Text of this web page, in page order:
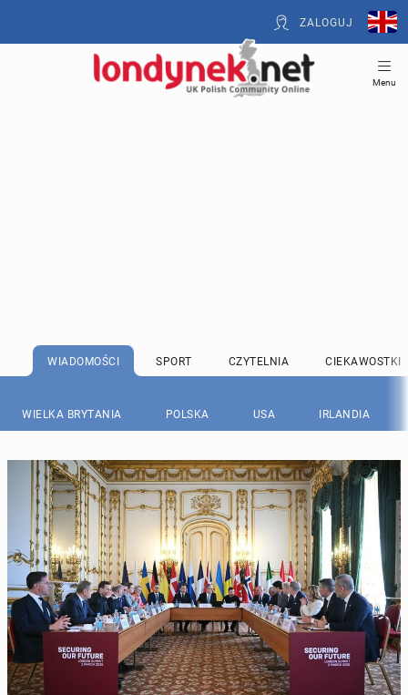
ZALOGUJ
Menu
WIADOMOŚCI SPORT CZYTELNIA CIEKAWOSTKI
WIELKA BRYTANIA POLSKA USA IRLANDIA